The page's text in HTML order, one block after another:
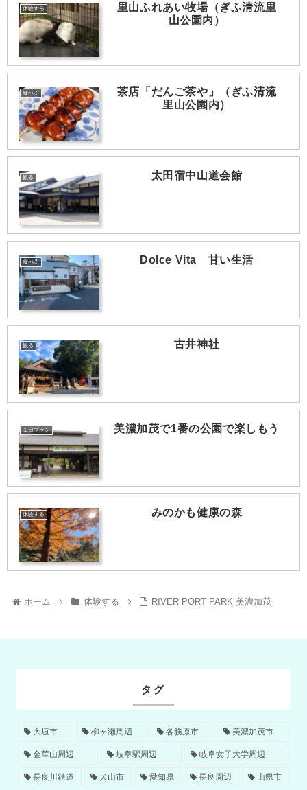
体験する
里山ふれあい牧場（ぎふ清流里
山公園内）
食べる
茶店「だんご茶や」（ぎふ清流
里山公園内）
観る 太田宿中山道会館
食べる Dolce Vita 甘い生活
観る 古井神社
１日プラン 美濃加茂で1番の公園で楽しもう
体験する みのかも健康の森
ホーム 体験する RIVER PORT PARK 美濃加茂
タグ
大垣市 柳ヶ瀬周辺 各務原市 美濃加茂市
金華山周辺 岐阜駅周辺 岐阜女子大学周辺
長良川鉄道 犬山市 愛知県 長良周辺 山県市